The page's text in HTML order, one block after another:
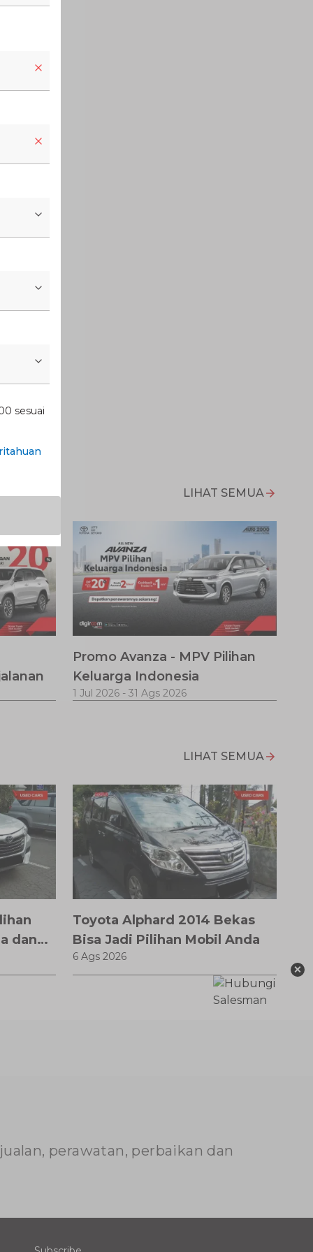
LIHAT SEMUA
Promo Avanza - MPV Pilihan
Keluarga Indonesia
1 Jul 2026 - 31 Ags 2026
LIHAT SEMUA
dan
Toyota Alphard 2014 Bekas
Bisa Jadi Pilihan Mobil Anda
6 Ags 2026
perawatan, perbaikan dan
×
sesuai